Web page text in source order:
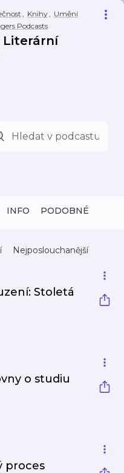
, Knihy, Umění
Podcasts
Literární
INFO PODOBNÉ
Nejposlouchanější
Stoletá
o studiu
proces